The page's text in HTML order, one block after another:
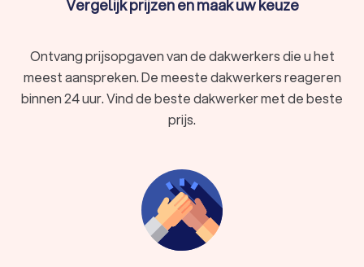
Vergelijk prijzen en maak uw keuze
Ontvang prijsopgaven van de dakwerkers die u het
meest aanspreken. De meeste dakwerkers reageren
binnen 24 uur. Vind de beste dakwerker met de beste
prijs.